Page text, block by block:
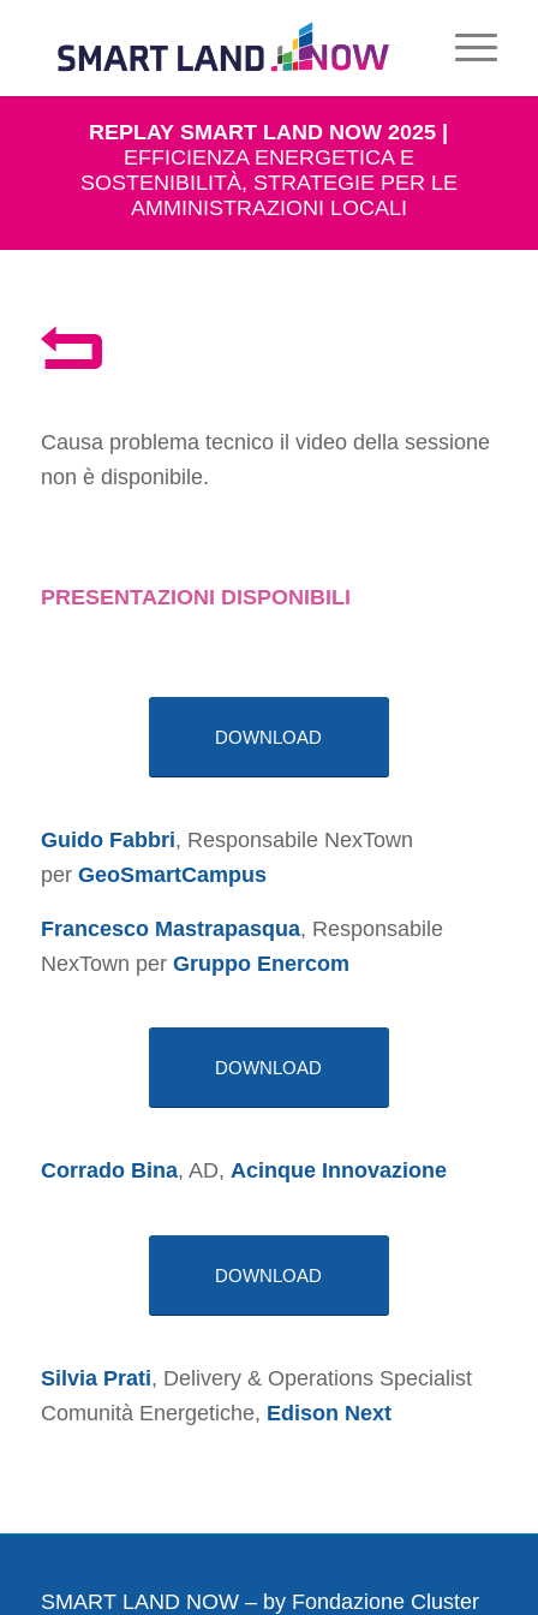
REPLAY SMART LAND NOW 2025 |
EFFICIENZA ENERGETICA E
SOSTENIBILITÀ, STRATEGIE PER LE
AMMINISTRAZIONI LOCALI
Causa problema tecnico il video della sessione
non è disponibile.
PRESENTAZIONI DISPONIBILI
DOWNLOAD
Guido Fabbri, Responsabile NexTown
per GeoSmartCampus
Francesco Mastrapasqua, Responsabile
NexTown per Gruppo Enercom
DOWNLOAD
Corrado Bina, AD, Acinque Innovazione
DOWNLOAD
Silvia Prati, Delivery & Operations Specialist
Comunità Energetiche, Edison Next
SMART LAND NOW – by Fondazione Cluster